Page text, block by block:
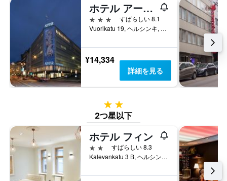
ホテル アーサー
3つ星
すばらしい 8.1
Vuorikatu 19, ヘルシンキ, Uusimaa, フィンランド
¥14,334
詳細を見る
2つ星
2つ星以下
ホテル フィン
2つ星
すばらしい 8.3
Kalevankatu 3 B, ヘルシンキ, Uusimaa, フィンランド